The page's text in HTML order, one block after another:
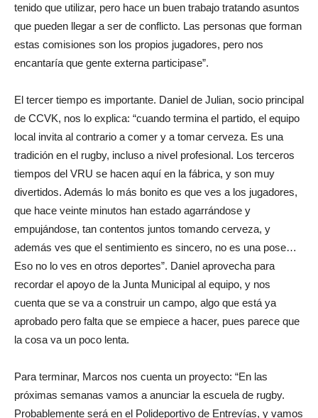
tenido que utilizar, pero hace un buen trabajo tratando asuntos
que pueden llegar a ser de conflicto. Las personas que forman
estas comisiones son los propios jugadores, pero nos
encantaría que gente externa participase”.
El tercer tiempo es importante. Daniel de Julian, socio principal
de CCVK, nos lo explica: “cuando termina el partido, el equipo
local invita al contrario a comer y a tomar cerveza. Es una
tradición en el rugby, incluso a nivel profesional. Los terceros
tiempos del VRU se hacen aquí en la fábrica, y son muy
divertidos. Además lo más bonito es que ves a los jugadores,
que hace veinte minutos han estado agarrándose y
empujándose, tan contentos juntos tomando cerveza, y
además ves que el sentimiento es sincero, no es una pose…
Eso no lo ves en otros deportes”. Daniel aprovecha para
recordar el apoyo de la Junta Municipal al equipo, y nos
cuenta que se va a construir un campo, algo que está ya
aprobado pero falta que se empiece a hacer, pues parece que
la cosa va un poco lenta.
Para terminar, Marcos nos cuenta un proyecto: “En las
próximas semanas vamos a anunciar la escuela de rugby.
Probablemente será en el Polideportivo de Entrevías, y vamos